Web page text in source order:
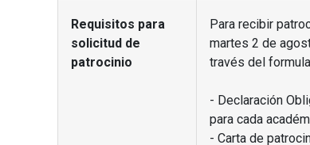
Requisitos para
solicitud de
patrocinio
Para recibir
martes 2 de
través del
- Declaración
para cada
- Carta de